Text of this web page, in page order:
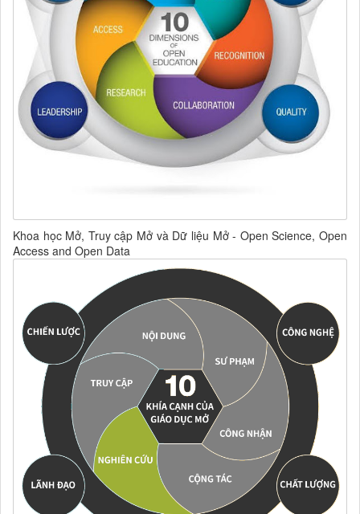
Khoa học Mở, Truy cập Mở và Dữ liệu Mở - Open Science, Open
Access and Open Data